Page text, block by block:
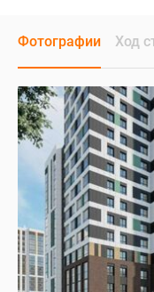
Фотографии Ход